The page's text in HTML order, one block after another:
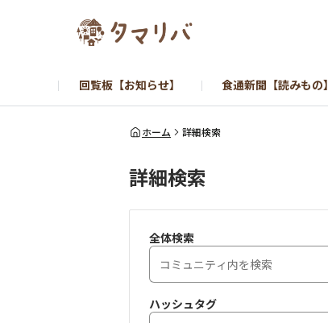
回覧板【お知らせ】 食通新聞【読みもの】
ホーム 詳細検索
詳細検索
全体検索
ハッシュタグ